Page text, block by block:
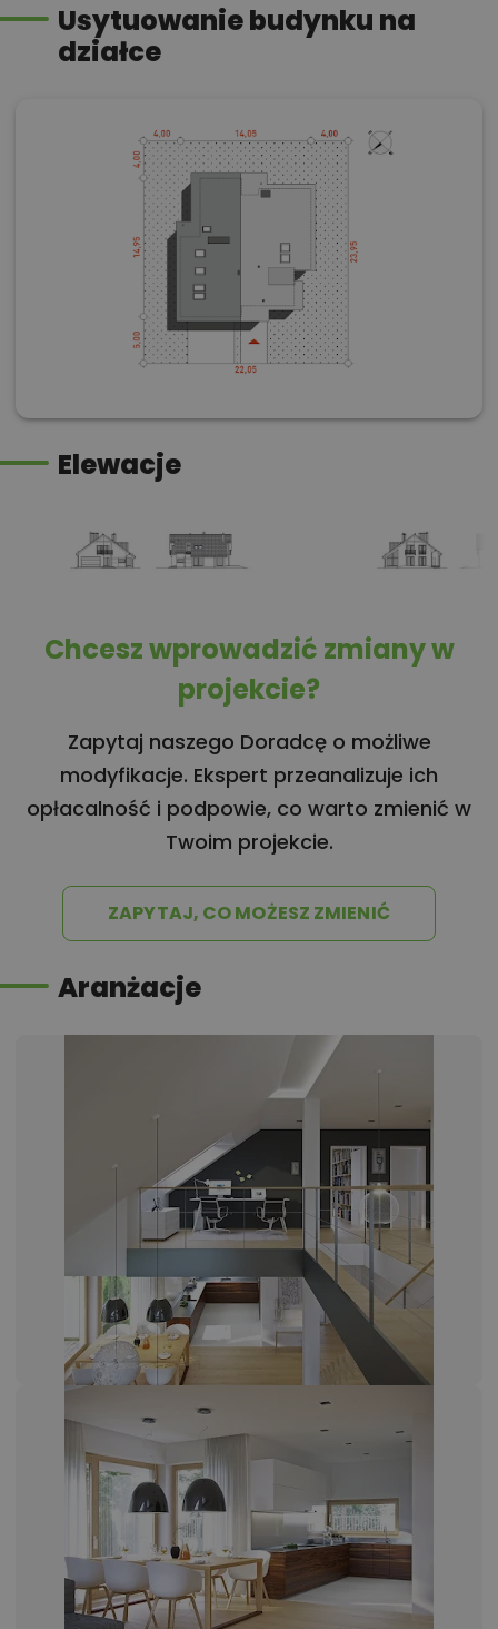
Usytuowanie budynku na
działce
Elewacje
Chcesz wprowadzić zmiany w
projekcie?
Zapytaj naszego Doradcę o możliwe
modyfikacje. Ekspert przeanalizuje ich
opłacalność i podpowie, co warto zmienić w
Twoim projekcie.
ZAPYTAJ, CO MOŻESZ ZMIENIĆ
Aranżacje